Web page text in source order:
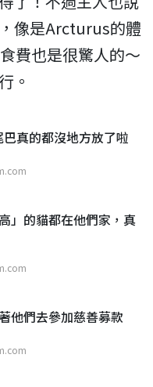
像是Arcturus的體
費也是很驚人的～
。
真的都沒地方放了啦
」的貓都在他們家，真
他們去參加慈善募款